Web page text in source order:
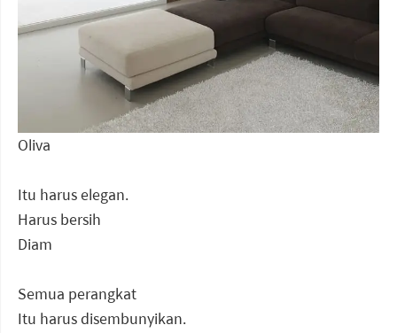
Oliva
Itu harus elegan.
Harus bersih
Diam
Semua perangkat
Itu harus disembunyikan.